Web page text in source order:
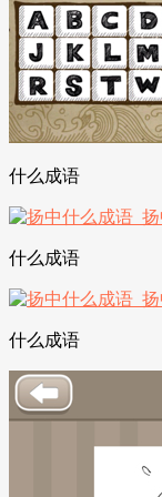
什么成语
什么成语
什么成语